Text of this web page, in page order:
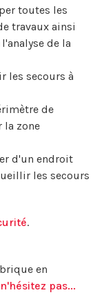
toutes les
travaux ainsi
de la
les secours à
de
la zone
d'un endroit
les secours
.
en
n'hésitez pas...